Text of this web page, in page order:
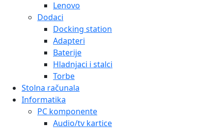
Lenovo
Dodaci
Docking station
Adapteri
Baterije
Hladnjaci i stalci
Torbe
Stolna računala
Informatika
PC komponente
Audio/tv kartice